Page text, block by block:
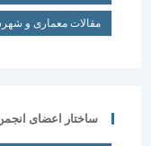
مقالات معماری و شهرسازی(167)
ساختار اعضای انجمن